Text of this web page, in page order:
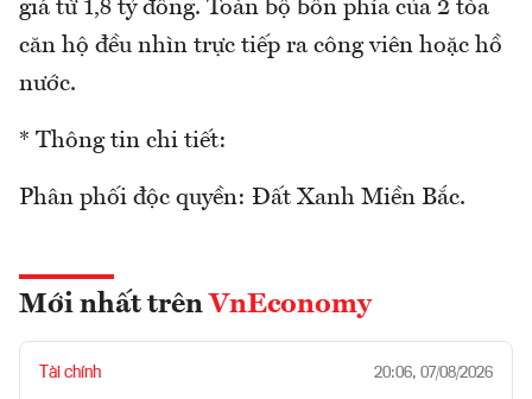
giá từ 1,8 tỷ đồng. Toàn bộ bốn phía của 2 tòa
căn hộ đều nhìn trực tiếp ra công viên hoặc hồ
nước.
* Thông tin chi tiết:
Phân phối độc quyền: Đất Xanh Miền Bắc.
Mới nhất trên VnEconomy
Tài chính 20:06, 07/08/2026